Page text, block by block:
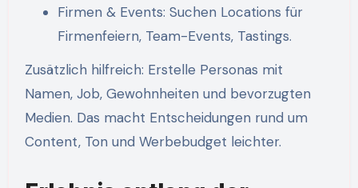
Firmen & Events: Suchen Locations für
Firmenfeiern, Team-Events, Tastings.
Zusätzlich hilfreich: Erstelle Personas mit
Namen, Job, Gewohnheiten und bevorzugten
Medien. Das macht Entscheidungen rund um
Content, Ton und Werbebudget leichter.